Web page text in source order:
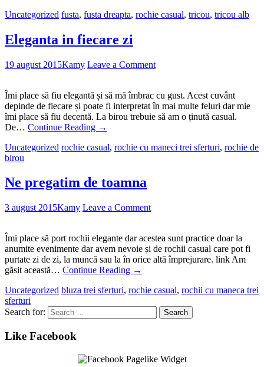
Uncategorized fusta, fusta dreapta, rochie casual, tricou, tricou alb
Eleganta in fiecare zi
19 august 2015Kamy Leave a Comment
Îmi place să fiu elegantă și să mă îmbrac cu gust. Acest cuvânt
depinde de fiecare și poate fi interpretat în mai multe feluri dar mie
îmi place să fiu decentă. La birou trebuie să am o ținută casual.
De… Continue Reading →
Uncategorized rochie casual, rochie cu maneci trei sferturi, rochie de
birou
Ne pregatim de toamna
3 august 2015Kamy Leave a Comment
Îmi place să port rochii elegante dar acestea sunt practice doar la
anumite evenimente dar avem nevoie și de rochii casual care pot fi
purtate zi de zi, la muncă sau la în orice altă împrejurare. link Am
găsit această… Continue Reading →
Uncategorized bluza trei sferturi, rochie casual, rochii cu maneca trei
sferturi
Search for:
Like Facebook